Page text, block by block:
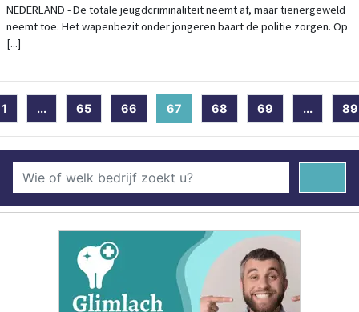
NEDERLAND - De totale jeugdcriminaliteit neemt af, maar tienergeweld
neemt toe. Het wapenbezit onder jongeren baart de politie zorgen. Op
[...]
1 ... 65 66 67 (current)
68 69 ... 89